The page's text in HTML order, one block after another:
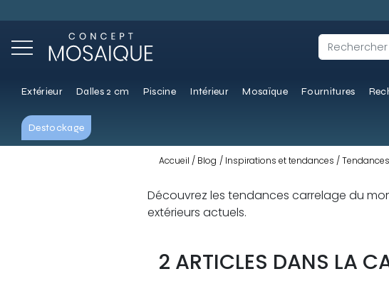
Extérieur Dalles 2 cm Piscine Intérieur Mosaïque Fournitures
Destockage
Accueil Blog Inspirations et tendances
Découvrez les tendances carrelage du
extérieurs actuels.
2 ARTICLES DANS LA